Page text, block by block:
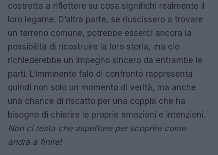
costretta a riflettere su cosa significhi realmente il
loro legame. D’altra parte, se riuscissero a trovare
un terreno comune, potrebbe esserci ancora la
possibilità di ricostruire la loro storia, ma ciò
richiederebbe un impegno sincero da entrambe le
parti. L’imminente falò di confronto rappresenta
quindi non solo un momento di verità, ma anche
una chance di riscatto per una coppia che ha
bisogno di chiarire le proprie emozioni e intenzioni.
Non ci resta che aspettare per scoprire come
andrà a finire!